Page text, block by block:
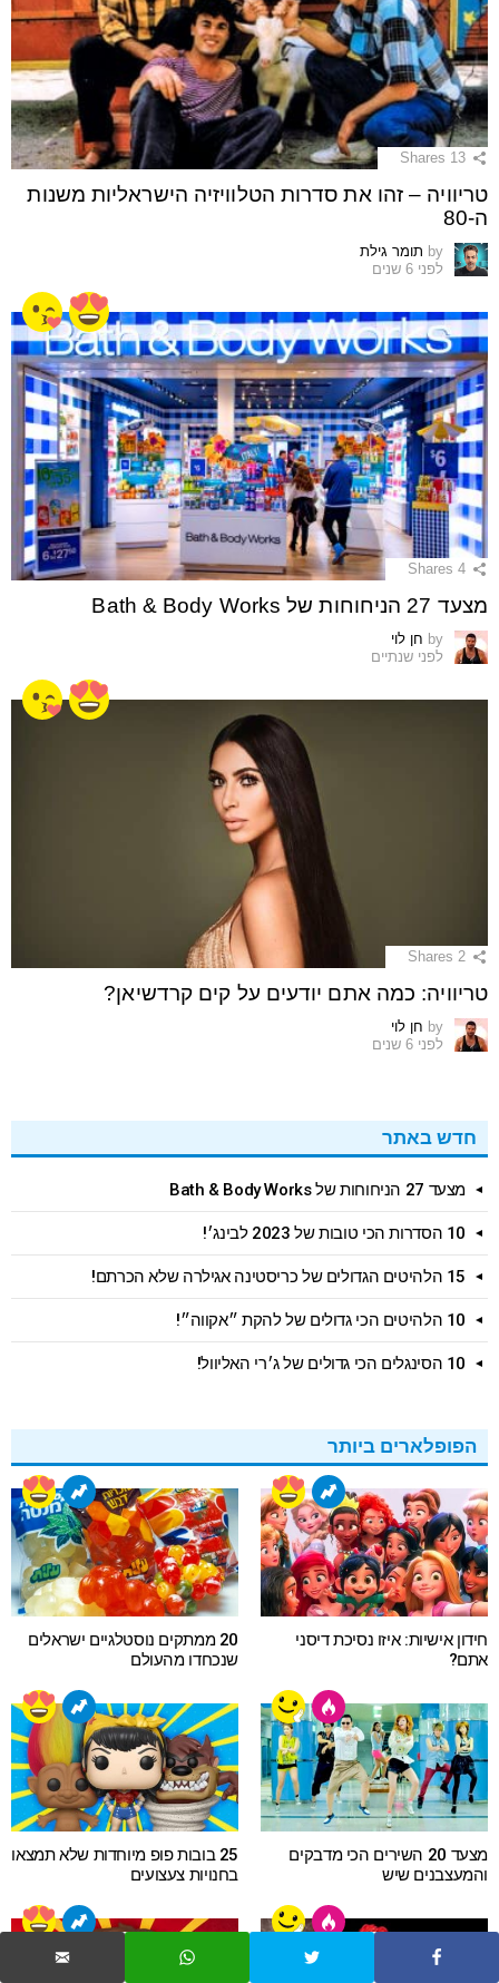
13
Shares
טריוויה – זהו את סדרות הטלוויזיה הישראליות משנות
ה-80
by תומר גילת
לפני 6 שנים
4
Shares
מצעד 27 הניחוחות של Bath & Body Works
by חן לוי
לפני שנתיים
2
Shares
טריוויה: כמה אתם יודעים על קים קרדשיאן?
by חן לוי
לפני 6 שנים
חדש באתר
מצעד 27 הניחוחות של Bath & Body Works
10 הסדרות הכי טובות של 2023 לבינג׳!
15 הלהיטים הגדולים של כריסטינה אגילרה שלא הכרתם!
10 הלהיטים הכי גדולים של להקת ״אקווה״!
10 הסינגלים הכי גדולים של ג׳רי האליוול!
הפופלארים ביותר
חידון אישיות: איזו נסיכת דיסני
אתם?
20 ממתקים נוסטלגיים ישראלים
שנכחדו מהעולם
מצעד 20 השירים הכי מדבקים
והמעצבנים שיש
25 בובות פופ מיוחדות שלא תמצאו
בחנויות צעצועים